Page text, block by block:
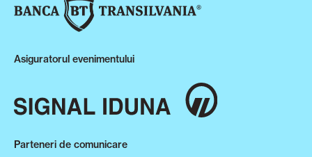
Asiguratorul evenimentului
Parteneri de comunicare